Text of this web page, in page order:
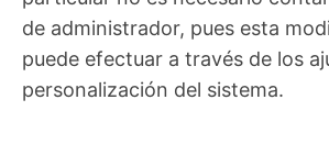
de administrador, pues esta
puede efectuar a través de los
personalización del sistema.